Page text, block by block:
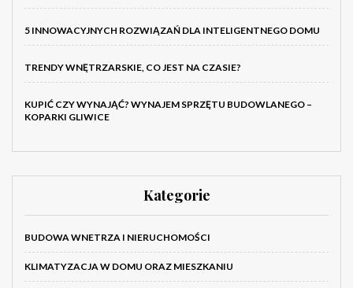
5 INNOWACYJNYCH ROZWIĄZAŃ DLA INTELIGENTNEGO DOMU
TRENDY WNĘTRZARSKIE, CO JEST NA CZASIE?
KUPIĆ CZY WYNAJĄĆ? WYNAJEM SPRZĘTU BUDOWLANEGO –
KOPARKI GLIWICE
Kategorie
BUDOWA WNETRZA I NIERUCHOMOŚCI
KLIMATYZACJA W DOMU ORAZ MIESZKANIU